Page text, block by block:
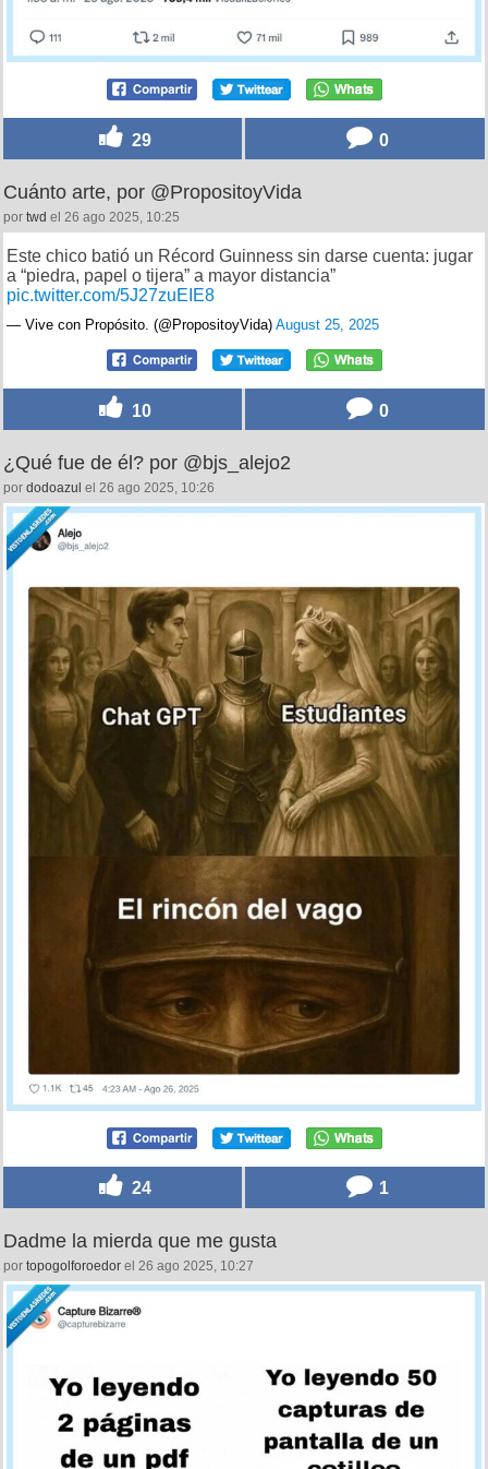
29 0
Cuánto arte, por @PropositoyVida
por twd el 26 ago 2025, 10:25
Este chico batió un Récord Guinness sin darse cuenta: jugar
a “piedra, papel o tijera” a mayor distancia”
pic.twitter.com/5J27zuEIE8
— Vive con Propósito. (@PropositoyVida) August 25, 2025
10 0
¿Qué fue de él? por @bjs_alejo2
por dodoazul el 26 ago 2025, 10:26
24 1
Dadme la mierda que me gusta
por topogolforoedor el 26 ago 2025, 10:27